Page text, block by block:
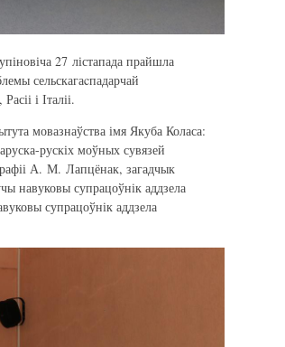
27 лістапада прайшла
сельскагаcпадарчай
і Італіі.
мовазнаўства імя Якуба Коласа:
рускіх моўных сувязей
А. М. Лапцёнак, загадчык
навуковы супрацоўнік аддзела
супрацоўнік аддзела